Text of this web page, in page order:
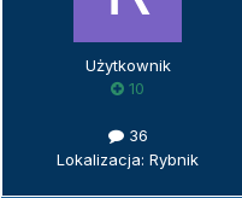
Użytkownik
10
36
Lokalizacja: Rybnik